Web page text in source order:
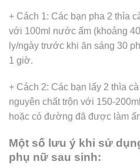
+ Cách 1: Các bạn pha 2 thìa
với 100ml nước ấm (khoảng
ly/ngày trước khi ăn sáng 30
1 giờ.
+ Cách 2: Các bạn lấy 2 thìa
nguyên chất trộn với 150-
hoặc có đường đã được làm
Một số lưu ý khi sử
phụ nữ sau sinh: